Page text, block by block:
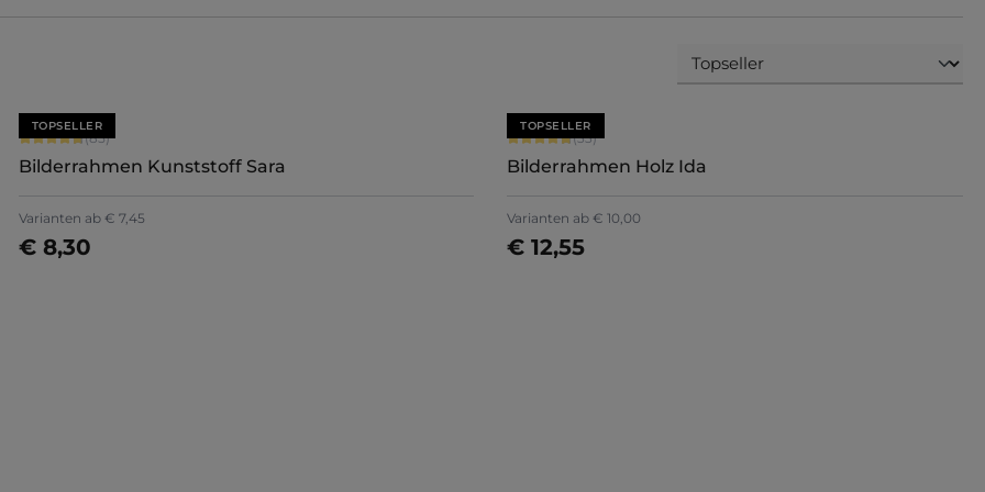
TOPSELLER
Durchschnittliche Bewertung von 4.71 von 5 Sternen
(85)
Bilderrahmen Kunststoff Sara
Varianten ab€ 7,45
€ 8,30
TOPSELLER
Durchschnittliche Bewertung von 4.79 von 5 Sternen
(33)
Bilderrahmen Holz Ida
Varianten ab € 10,00
€ 12,55